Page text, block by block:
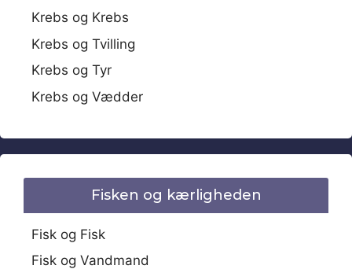
Krebs og Krebs
Krebs og Tvilling
Krebs og Tyr
Krebs og Vædder
Fisken og kærligheden
Fisk og Fisk
Fisk og Vandmand